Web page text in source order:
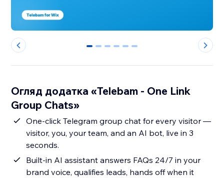
0 1 2 3 4 5
Огляд додатка «Telebam - One Link
Group Chats»
One-click Telegram group chat for every visitor —
visitor, you, your team, and an AI bot, live in 3
seconds.
Built-in AI assistant answers FAQs 24/7 in your
brand voice, qualifies leads, hands off when it